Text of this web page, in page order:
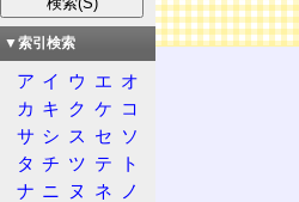
広告
▼索引検索
ア イ ウ エ オ
カ キ ク ケ コ
サ シ ス セ ソ
タ チ ツ テ
ト
ナ ニ ヌ ネ
ノ